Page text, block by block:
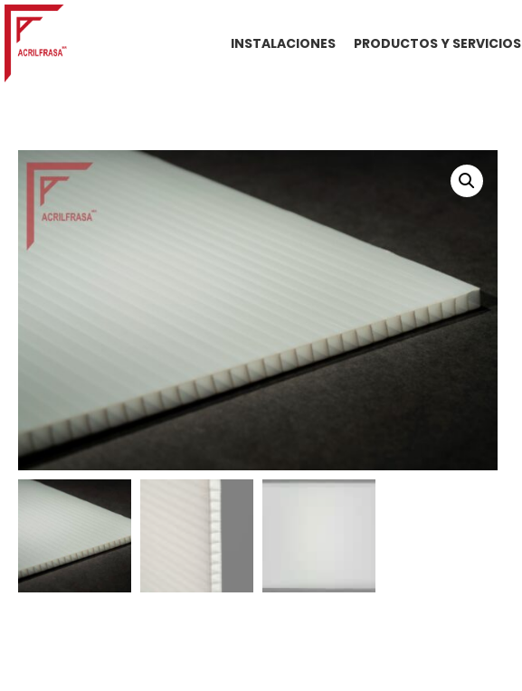
INSTALACIONES PRODUCTOS Y SERVICIOS